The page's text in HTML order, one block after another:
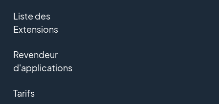
Liste des
Extensions
Revendeur
d'applications
Tarifs